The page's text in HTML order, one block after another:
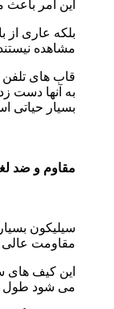
این امر باعث
بلکه عاری از
مشاهده
قاب های تلفن
به آنها دست
بسیار حیاتی
مقاوم و ضد
سیلیکون
مقاومت عالی
این کیف های
می شود طول